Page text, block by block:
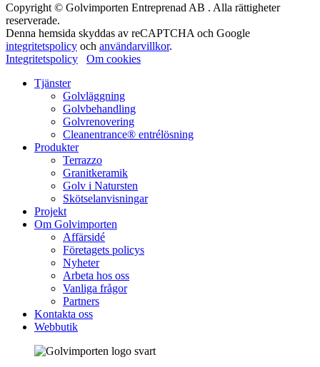
Copyright © Golvimporten Entreprenad AB . Alla rättigheter
reserverade.
Denna hemsida skyddas av reCAPTCHA och Google
integritetspolicy och användarvillkor.
Integritetspolicy
Om cookies
Tjänster
Golvläggning
Golvbehandling
Golvrenovering
Cleanentrance® entrélösning
Produkter
Terrazzo
Granitkeramik
Golv i Natursten
Skötselanvisningar
Projekt
Om Golvimporten
Affärsidé
Företagets policys
Nyheter
Arbeta hos oss
Vanliga frågor
Partners
Kontakta oss
Webbutik